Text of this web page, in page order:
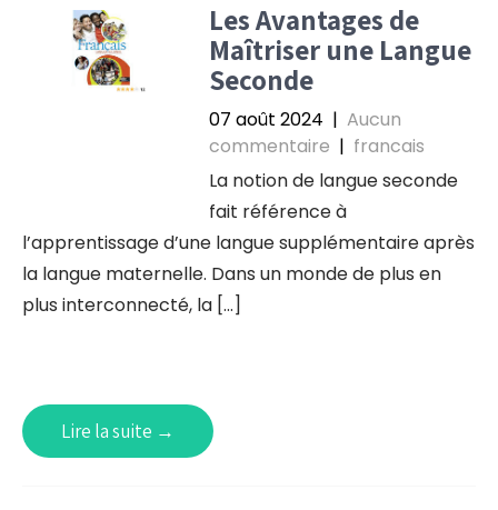
Les Avantages de
Maîtriser une Langue
Seconde
07 août 2024 | Aucun
commentaire | francais
La notion de langue seconde
fait référence à
l’apprentissage d’une langue supplémentaire après
la langue maternelle. Dans un monde de plus en
plus interconnecté, la […]
Lire la suite →